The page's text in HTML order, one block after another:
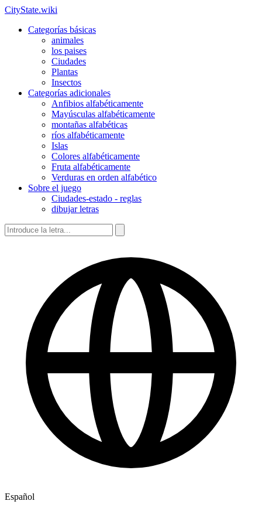
CityState.wiki
Categorías básicas
animales
los paises
Ciudades
Plantas
Insectos
Categorías adicionales
Anfibios alfabéticamente
Mayúsculas alfabéticamente
montañas alfabéticas
ríos alfabéticamente
Islas
Colores alfabéticamente
Fruta alfabéticamente
Verduras en orden alfabético
Sobre el juego
Ciudades-estado - reglas
dibujar letras
Español